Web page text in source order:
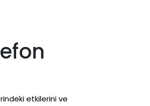
etkilerini ve